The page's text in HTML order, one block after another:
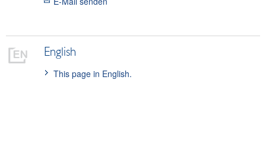
English
This page in English.